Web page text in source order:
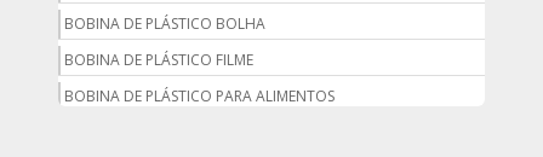
BOBINA DE PLÁSTICO BOLHA
BOBINA DE PLÁSTICO FILME
BOBINA DE PLÁSTICO PARA ALIMENTOS